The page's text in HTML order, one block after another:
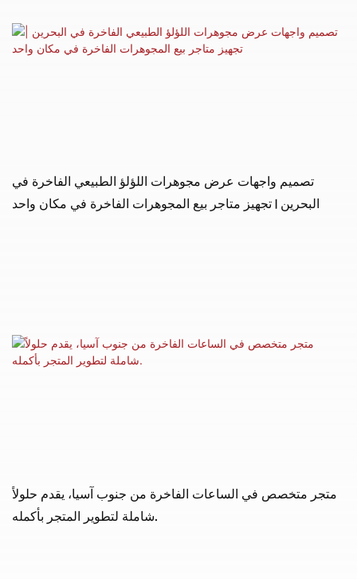
تصميم واجهات عرض مجوهرات اللؤلؤ الطبيعي الفاخرة في
البحرين | تجهيز متاجر بيع المجوهرات الفاخرة في مكان واحد
متجر متخصص في الساعات الفاخرة من جنوب آسيا، يقدم حلولاً
شاملة لتطوير المتجر بأكمله.